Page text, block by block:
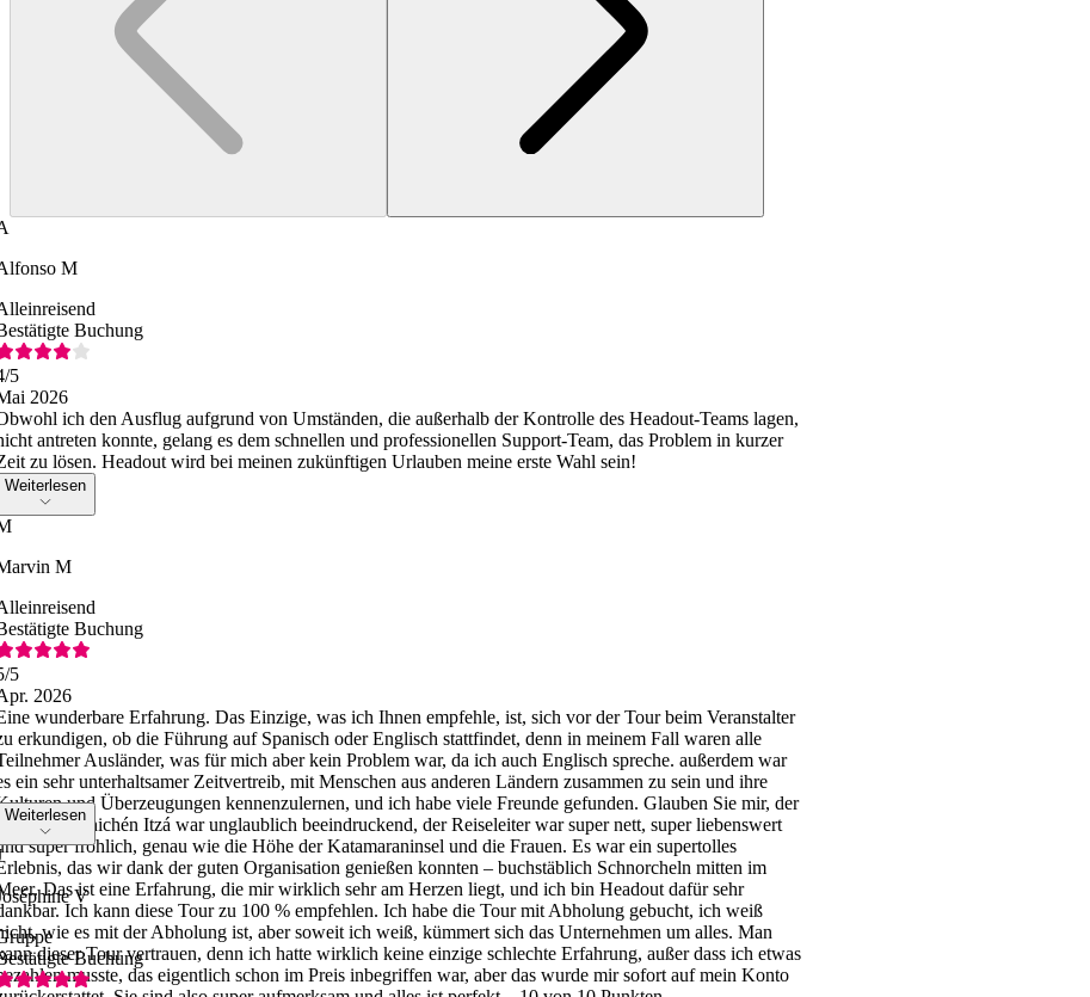
M
Buchung
/5
2026
ich den Ausflug aufgrund von Umständen, die außerhalb der Kontrolle des Headout-Teams lagen,
antreten konnte, gelang es dem schnellen und professionellen Support-Team, das Problem in kurzer
zu lösen. Headout wird bei meinen zukünftigen Urlauben meine erste Wahl sein!
Weiterlesen
M
Buchung
/5
2026
wunderbare Erfahrung. Das Einzige, was ich Ihnen empfehle, ist, sich vor der Tour beim Veranstalter
erkundigen, ob die Führung auf Spanisch oder Englisch stattfindet, denn in meinem Fall waren alle
Ausländer, was für mich aber kein Problem war, da ich auch Englisch spreche. außerdem war
ein sehr unterhaltsamer Zeitvertreib, mit Menschen aus anderen Ländern zusammen zu sein und ihre
und Überzeugungen kennenzulernen, und ich habe viele Freunde gefunden. Glauben Sie mir, der
in Chichén Itzá war unglaublich beeindruckend, der Reiseleiter war super nett, super liebenswert
super fröhlich, genau wie die Höhe der Katamaraninsel und die Frauen. Es war ein supertolles
das wir dank der guten Organisation genießen konnten – buchstäblich Schnorcheln mitten im
Das ist eine Erfahrung, die mir wirklich sehr am Herzen liegt, und ich bin Headout dafür sehr
Ich kann diese Tour zu 100 % empfehlen. Ich habe die Tour mit Abholung gebucht, ich weiß
wie es mit der Abholung ist, aber soweit ich weiß, kümmert sich das Unternehmen um alles. Man
dieser Tour vertrauen, denn ich hatte wirklich keine einzige schlechte Erfahrung, außer dass ich etwas
musste, das eigentlich schon im Preis inbegriffen war, aber das wurde mir sofort auf mein Konto
Weiterlesen
V
Buchung